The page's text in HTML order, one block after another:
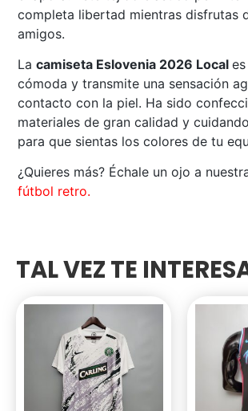
completa libertad mientras disfrutas
amigos.
Lacamiseta Eslovenia 2026 Local
cómoda y transmite una sensación
contacto con la piel. Ha sido
materiales de gran calidad y
para que sientas los colores de tu
¿Quieres más? Échale un ojo a
fútbol retro.
TAL VEZ TE